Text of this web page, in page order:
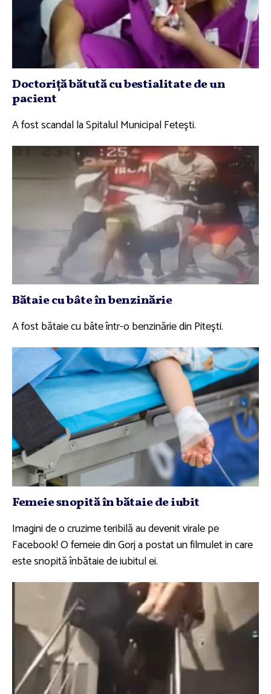
Doctoriţă bătută cu bestialitate de un
pacient
A fost scandal la Spitalul Municipal Feteşti.
Bătaie cu bâte în benzinărie
A fost bătaie cu bâte într-o benzinărie din Piteşti.
Femeie snopită în bătaie de iubit
Imagini de o cruzime teribilă au devenit virale pe
Facebook! O femeie din Gorj a postat un filmulet in care
este snopită înbătaie de iubitul ei.